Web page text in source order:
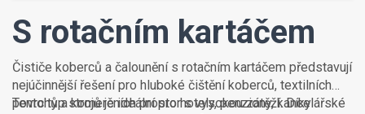
S rotačním kartáčem
Čističe koberců a čalounění s rotačním kartáčem představují
nejúčinnější řešení pro hluboké čištění koberců, textilních
povrchů a komerčních prostor s vysokou zátěží. Díky
Tento typ strojů je ideální pro hotely, penziony, kancelářské